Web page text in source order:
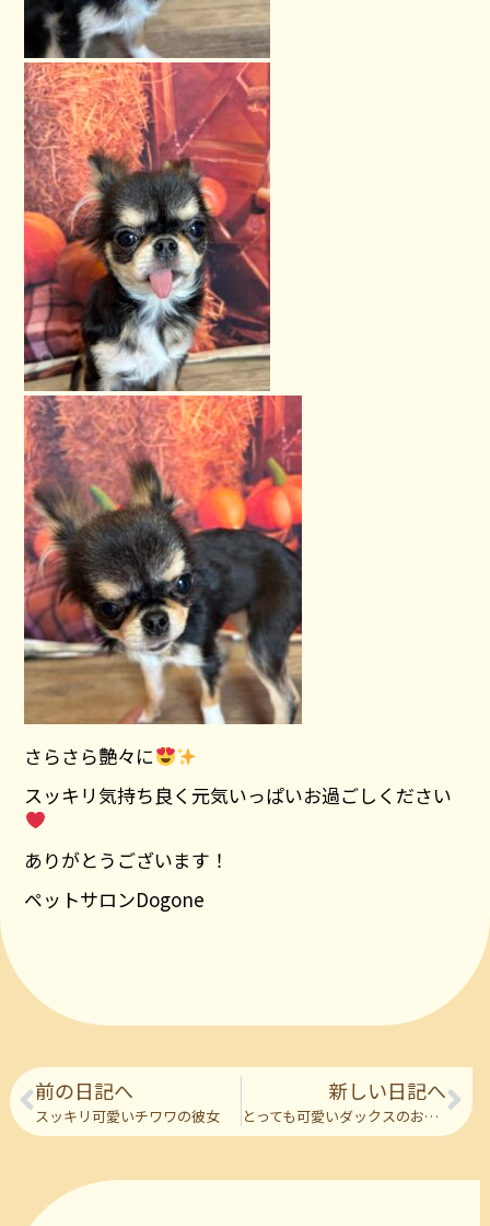
さらさら艶々に
スッキリ気持ち良く元気いっぱいお過ごしください
ありがとうございます！
ペットサロンDogone
前の日記へ
スッキリ可愛いチワワの彼女
新しい日記へ
とっても可愛いダックスのおふたり